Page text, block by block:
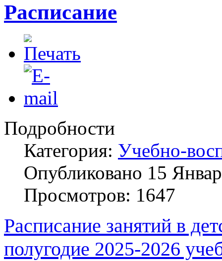
Расписание
Подробности
Категория: Учебно-
Опубликовано 15
Просмотров: 1647
Расписание занятий в
полугодие 2025-2026